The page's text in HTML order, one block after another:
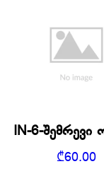
IN-6-შემრევი
₾60.00